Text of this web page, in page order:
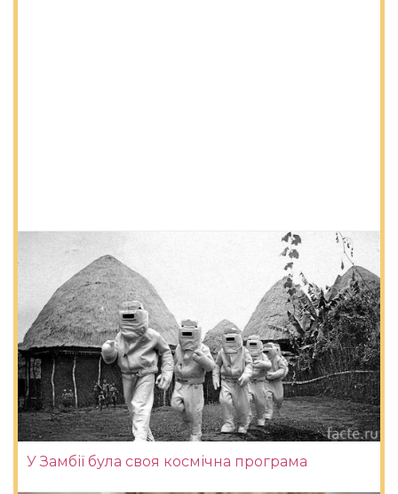
У Замбії була своя космічна програма